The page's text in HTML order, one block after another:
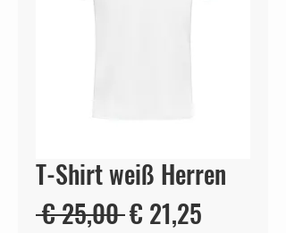
T-Shirt weiß Herren
€ 25,00 Standardpreis
€ 21,25